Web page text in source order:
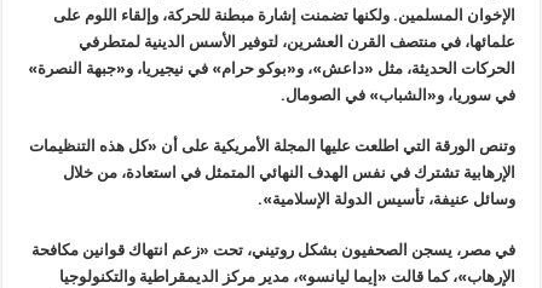
الإخوان المسلمين. ولكنها تضمنت إشارة مبطنة للحركة، وإلقاء اللوم على
علمائها، في منتصف القرن العشرين، لتوفير الأسس الدينية لمتطرفي
الحركات الحديثة، مثل «داعش»، و«بوكو حرام» في نيجيريا، و«جبهة النصرة»
في سوريا، و«الشباب» في الصومال.
وتنص الورقة التي اطلعت عليها المجلة الأمريكية على أن «كل هذه التنظيمات
الإرهابية تشترك في نفس الهدف النهائي المتمثل في استعادة، من خلال
وسائل عنيفة، تأسيس الدولة الإسلامية».
في مصر، يسجن الصحفيون بشكل روتيني، تحت «زعم انتهاك قوانين مكافحة
الإرهاب»، كما قالت «إيما ليانسو»، مدير مركز الديمقراطية والتكنولوجيا